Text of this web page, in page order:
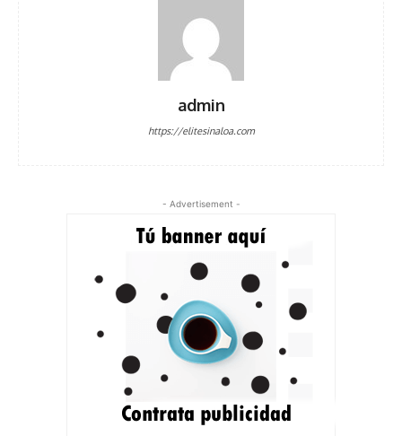
admin
https://elitesinaloa.com
- Advertisement -